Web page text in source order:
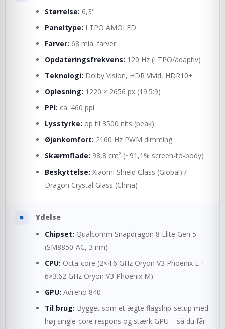
Størrelse: 6,3"
Paneltype: LTPO AMOLED
Farver: 68 mia. farver
Opdateringsfrekvens: 120 Hz (LTPO/adaptiv)
Teknologi: Dolby Vision, HDR Vivid, HDR10+
Opløsning: 1220 × 2656 px (19.5:9)
PPI: ca. 460 ppi
Lysstyrke: op til 3500 nits (peak)
Øjenkomfort: 2160 Hz PWM dimming
Skærmflade: 98,8 cm² (~91,1% screen-to-body)
Beskyttelse: Xiaomi Shield Glass (Global) /
Dragon Crystal Glass (China)
Ydelse
Chipset: Qualcomm Snapdragon 8 Elite Gen 5
(SM8850-AC, 3 nm)
CPU: Octa-core (2×4.6 GHz Oryon V3 Phoenix L +
6×3.62 GHz Oryon V3 Phoenix M)
GPU: Adreno 840
Til brug: Bygget som et ægte flagship-setup med
høj single-core respons og stærk GPU – så du får